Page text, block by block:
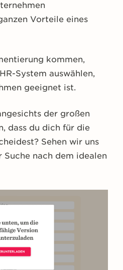
Vorteile eines
kommen,
System auswählen,
geeignet ist.
der großen
dass du dich für die
Sehen wir uns
nach dem idealen